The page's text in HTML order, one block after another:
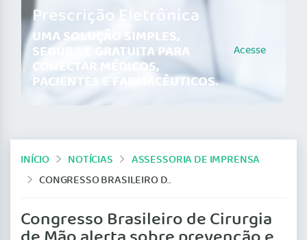
Prescrição Eletrônica
UMA SOLUÇÃO SIMPLES,
SEGURA E GRATUITA PARA
CONECTAR MÉDICOS,
PACIENTES E FARMACÊUTICOS.
Acesse
INÍCIO NOTÍCIAS
ASSESSORIA DE IMPRENSA
CONGRESSO BRASILEIRO DE CIRURGIA DE MÃO ALERTA SOBRE PREVENÇÃO E TRATAMENTOS DE TRAUMAS NAS MÃOS E ANTEBRAÇOS
Congresso Brasileiro de Cirurgia